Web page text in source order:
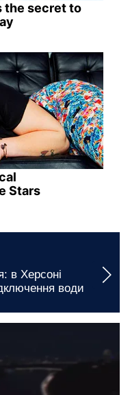
the secret to
Stars
в Херсоні
води